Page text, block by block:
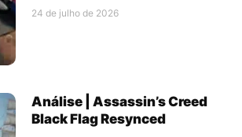
24 de julho de 2026
Análise | Assassin’s Creed
Black Flag Resynced